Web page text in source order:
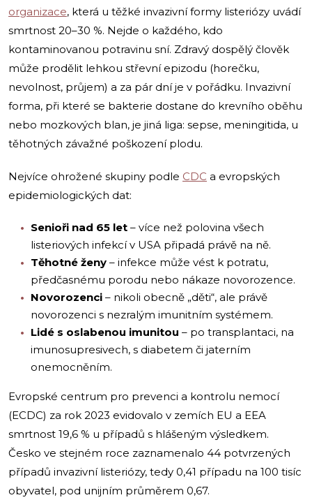
organizace, která u těžké invazivní formy listeriózy uvádí
smrtnost 20–30 %. Nejde o každého, kdo
kontaminovanou potravinu sní. Zdravý dospělý člověk
může prodělit lehkou střevní epizodu (horečku,
nevolnost, průjem) a za pár dní je v pořádku. Invazivní
forma, při které se bakterie dostane do krevního oběhu
nebo mozkových blan, je jiná liga: sepse, meningitida, u
těhotných závažné poškození plodu.
Nejvíce ohrožené skupiny podle CDC a evropských
epidemiologických dat:
Senioři nad 65 let – více než polovina všech
listeriových infekcí v USA připadá právě na ně.
Těhotné ženy – infekce může vést k potratu,
předčasnému porodu nebo nákaze novorozence.
Novorozenci – nikoli obecně „děti“, ale právě
novorozenci s nezralým imunitním systémem.
Lidé s oslabenou imunitou – po transplantaci, na
imunosupresivech, s diabetem či jaterním
onemocněním.
Evropské centrum pro prevenci a kontrolu nemocí
(ECDC) za rok 2023 evidovalo v zemích EU a EEA
smrtnost 19,6 % u případů s hlášeným výsledkem.
Česko ve stejném roce zaznamenalo 44 potvrzených
případů invazivní listeriózy, tedy 0,41 případu na 100 tisíc
obyvatel, pod unijním průměrem 0,67.